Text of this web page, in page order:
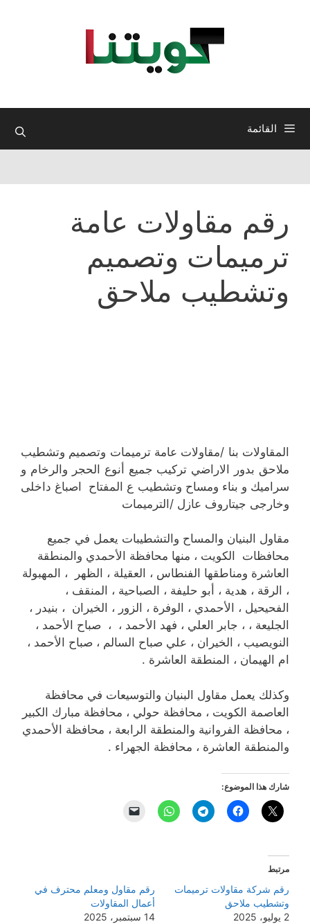
القائمة
رقم مقاولات عامة
ترميمات وتصميم
وتشطيب ملاحق
المقاولات بنا /مقاولات عامة ترميمات وتصميم وتشطيب
ملاحق بدور الاراضي تركيب جميع أنوع الحجر والرخام و
سراميك و بناء ومساح وتشطيب ع المفتاح اصباغ داخلی
وخارجی جیتاروف عازل /الترمیمات
مقاول البنيان والمساح والتشطيبات يعمل في جميع
محافظات الكويت ، منها محافظة الأحمدي والمنطقة
العاشرة ومناطقها الفنطاس ، العقيلة ، الظهر ، المهبولة
، الرقة ، هدية ، أبو حليفة ، الصباحية ، المنقف ،
الفحيحيل ، الأحمدي ، الوفرة ، الزور ، الخيران ، بنيدر ،
الجليعة ، ، جابر العلي ، فهد الأحمد ، ، صباح الأحمد ،
النويصيب ، الخيران ، علي صباح السالم ، صباح الأحمد ،
ام الهيمان ، المنطقة العاشرة .
وكذلك يعمل مقاول البنيان والتوسيعات في محافظة
العاصمة الكويت ، محافظة حولي ، محافظة مبارك الكبير
، محافظة الفروانية والمنطقة الرابعة ، محافظة الأحمدي
والمنطقة العاشرة ، محافظة الجهراء .
شارك هذا الموضوع:
مرتبط
رقم شركة مقاولات ترميمات
وتشطيب ملاحق
2 يوليو، 2025
رقم مقاول ومعلم محترف في
أعمال المقاولات
14 سبتمبر، 2025